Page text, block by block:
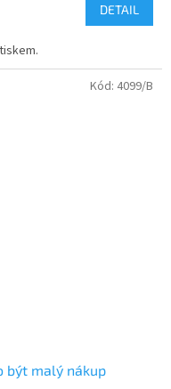
DETAIL
být malý nákup
Kód: 4099/B